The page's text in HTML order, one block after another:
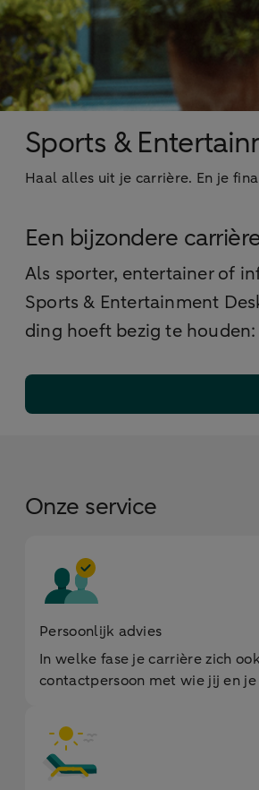
Sports &
Haal alles uit je carrière. En je
Een bijzondere
Als sporter, entertainer of
Sports & Entertainment
ding hoeft bezig te
Onze service
Persoonlijk advies
In welke fase je carrière zich
contactpersoon met wie jij en